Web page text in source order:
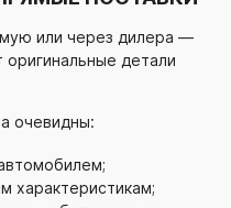
или через дилера —
детали
очевидны:
характеристикам;